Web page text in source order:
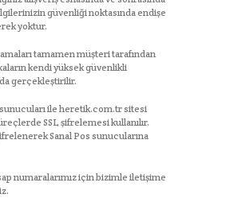
güvenliği noktasında endişe
yoktur.
tamamen müşteri tarafından
kendi yüksek güvenlikli
gerçekleştirilir.
sunucuları ile heretik.com.tr sitesi
SSL şifrelemesi kullanılır.
Sanal Pos sunucularına
numaralarımız için bizimle iletişime